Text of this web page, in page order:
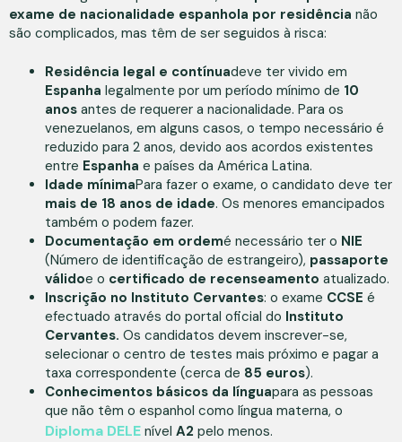
exame de nacionalidade espanhola por residência não
são complicados, mas têm de ser seguidos à risca:
Residência legal e contínuadeve ter vivido em
Espanha legalmente por um período mínimo de 10
anos antes de requerer a nacionalidade. Para os
venezuelanos, em alguns casos, o tempo necessário é
reduzido para 2 anos, devido aos acordos existentes
entre Espanha e países da América Latina.
Idade mínimaPara fazer o exame, o candidato deve ter
mais de 18 anos de idade. Os menores emancipados
também o podem fazer.
Documentação em ordemé necessário ter o NIE
(Número de identificação de estrangeiro), passaporte
válidoe o certificado de recenseamento atualizado.
Inscrição no Instituto Cervantes: o exame CCSE é
efectuado através do portal oficial do Instituto
Cervantes. Os candidatos devem inscrever-se,
selecionar o centro de testes mais próximo e pagar a
taxa correspondente (cerca de 85 euros).
Conhecimentos básicos da línguapara as pessoas
que não têm o espanhol como língua materna, o
Diploma DELE nível A2 pelo menos.